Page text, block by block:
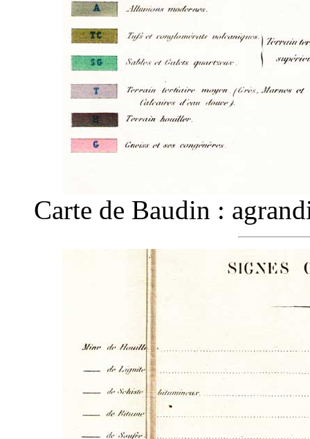
Carte de Baudin :